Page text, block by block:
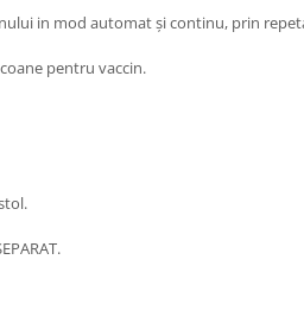
in mod automat și continu, prin
pentru vaccin.